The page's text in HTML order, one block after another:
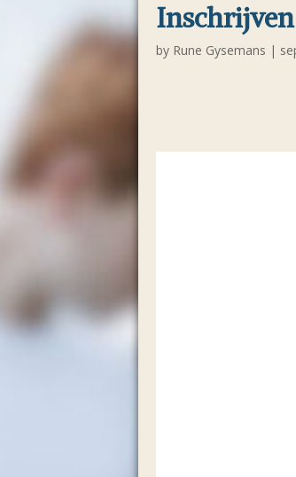
by Rune Gysemans |